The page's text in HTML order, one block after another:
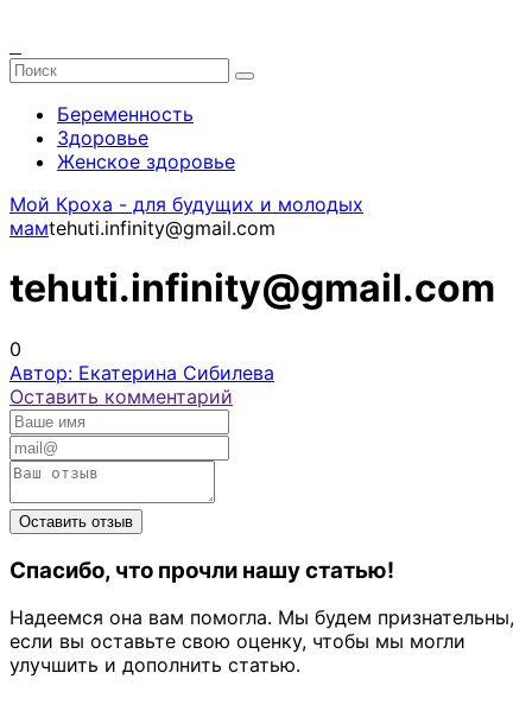
Беременность
Здоровье
Женское здоровье
Мой Кроха - для будущих и молодых
мамtehuti.infinity@gmail.com
tehuti.infinity@gmail.com
0
Автор: Екатерина Сибилева
Оставить комментарий
Спасибо, что прочли нашу статью!
Надеемся она вам помогла. Мы будем признательны,
если вы оставьте свою оценку, чтобы мы могли
улучшить и дополнить статью.